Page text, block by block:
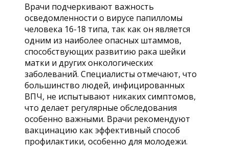
Врачи подчеркивают важность
осведомленности о вирусе папилломы
человека 16-18 типа, так как он является
одним из наиболее опасных штаммов,
способствующих развитию рака шейки
матки и других онкологических
заболеваний. Специалисты отмечают, что
большинство людей, инфицированных
ВПЧ, не испытывают никаких симптомов,
что делает регулярные обследования
особенно важными. Врачи рекомендуют
вакцинацию как эффективный способ
профилактики, особенно для молодежи.